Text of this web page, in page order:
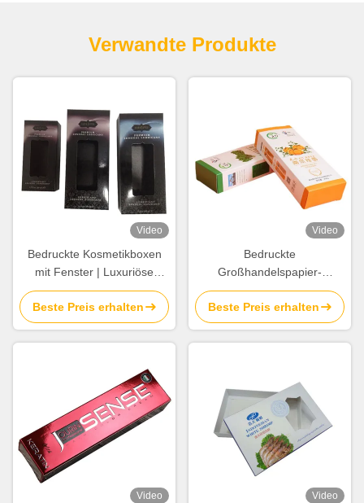
Verwandte Produkte
Video
Bedruckte Kosmetikboxen
mit Fenster | Luxuriöse
Papierverpackung mit
Heißfolienlogo für Beauty- &
Hautpflegeprodukte
Beste Preis erhalten
Video
Bedruckte
Großhandelspapier-
Karton-
Lebensmittelschachteln
Lieferant
Beste Preis erhalten
Video Video